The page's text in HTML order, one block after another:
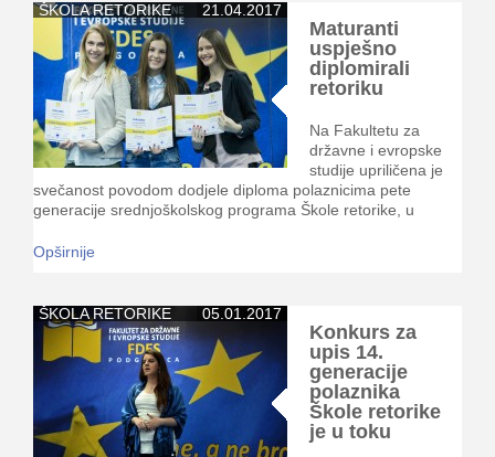
ŠKOLA RETORIKE 21.04.2017
Maturanti
uspješno
diplomirali
retoriku
Na Fakultetu za
državne i evropske
studije upriličena je
svečanost povodom dodjele diploma polaznicima pete
generacije srednjoškolskog programa Škole retorike, u
Opširnije
ŠKOLA RETORIKE 05.01.2017
Konkurs za
upis 14.
generacije
polaznika
Škole retorike
je u toku